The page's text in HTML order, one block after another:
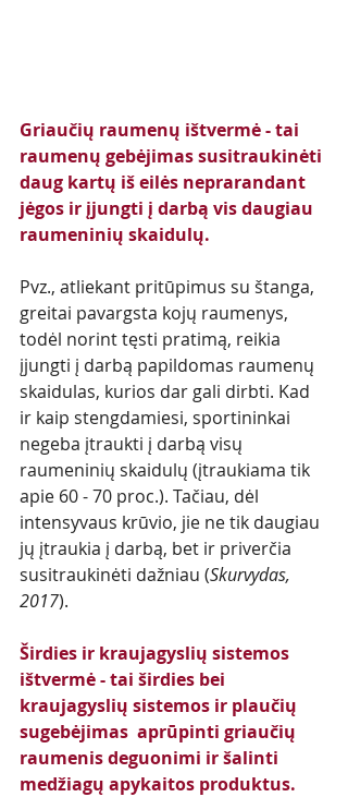
Griaučių raumenų ištvermė- tai
raumenų gebėjimas susitraukinėti
daug kartų iš eilės neprarandant
jėgos ir įjungti į darbą vis daugiau
raumeninių skaidulų.
Pvz., atliekant pritūpimus su štanga,
greitai pavargsta kojų raumenys,
todėl norint tęsti pratimą, reikia
įjungti į darbą papildomas raumenų
skaidulas, kurios dar gali dirbti. Kad
ir kaip stengdamiesi, sportininkai
negeba įtraukti į darbą visų
raumeninių skaidulų (įtraukiama tik
apie 60 - 70 proc.). Tačiau, dėl
intensyvaus krūvio, jie ne tik daugiau
jų įtraukia į darbą, bet ir priverčia
susitraukinėti dažniau (Skurvydas,
2017).
Širdies ir kraujagyslių sistemos
ištvermė - tai širdies bei
kraujagyslių sistemos ir plaučių
sugebėjimas  aprūpinti griaučių
raumenis deguonimi ir šalinti
medžiagų apykaitos produktus.